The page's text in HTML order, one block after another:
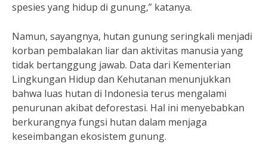
spesies yang hidup di gunung,” katanya.
Namun, sayangnya, hutan gunung seringkali menjadi
korban pembalakan liar dan aktivitas manusia yang
tidak bertanggung jawab. Data dari Kementerian
Lingkungan Hidup dan Kehutanan menunjukkan
bahwa luas hutan di Indonesia terus mengalami
penurunan akibat deforestasi. Hal ini menyebabkan
berkurangnya fungsi hutan dalam menjaga
keseimbangan ekosistem gunung.